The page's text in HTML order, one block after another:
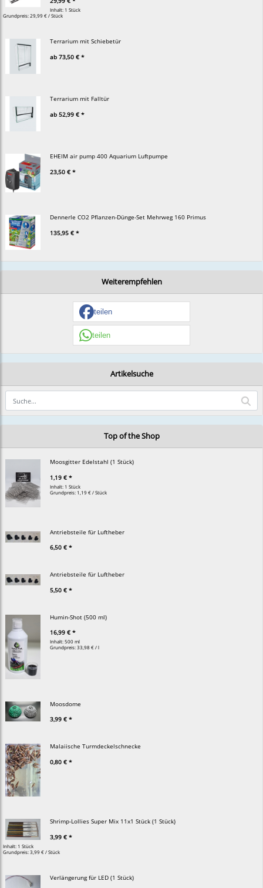
Inhalt: 1 Stück
Grundpreis:29,99 € / Stück
Terrarium mit Schiebetür
ab 73,50 € *
Terrarium mit Falltür
ab 52,99 € *
EHEIM air pump 400 Aquarium Luftpumpe
23,50 € *
Dennerle CO2 Pflanzen-Dünge-Set Mehrweg 160 Primus
135,95 € *
Weiterempfehlen
teilen
teilen
Artikelsuche
Top of the Shop
Moosgitter Edelstahl (1 Stück)
1,19 € *
Inhalt: 1 Stück
Grundpreis: 1,19 € / Stück
Antriebsteile für Luftheber
6,50 € *
Antriebsteile für Luftheber
5,50 € *
Humin-Shot (500 ml)
16,99 € *
Inhalt: 500 ml
Grundpreis:33,98 € / l
Moosdome
3,99 € *
Malaiische Turmdeckelschnecke
0,80 € *
Shrimp-Lollies Super Mix 11x1 Stück (1 Stück)
3,99 € *
Inhalt: 1 Stück
Grundpreis:3,99 € / Stück
Verlängerung für LED (1 Stück)